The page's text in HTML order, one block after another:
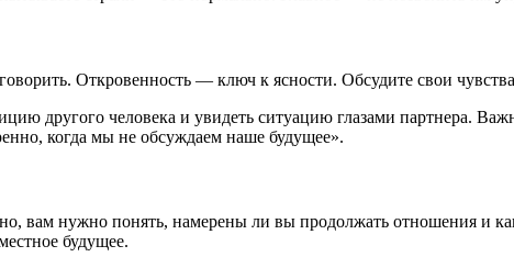
Откровенность — ключ к ясности. Обсудите свои
другого человека и увидеть ситуацию глазами партнера.
когда мы не обсуждаем наше будущее».
вам нужно понять, намерены ли вы продолжать отношения и
будущее.